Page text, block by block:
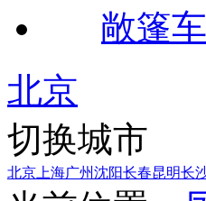
敞篷车
北京
切换城市
北京 上海广州沈阳长春昆明长